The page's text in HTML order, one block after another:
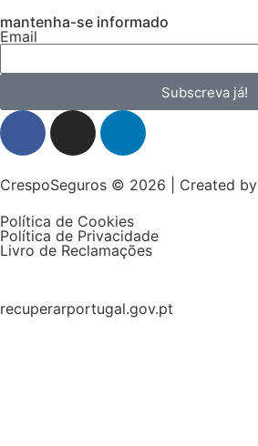
mantenha-se informado
Email
Subscreva já!
CrespoSeguros © 2026 | Created by
Política de Cookies
Política de Privacidade
Livro de Reclamações
recuperarportugal.gov.pt